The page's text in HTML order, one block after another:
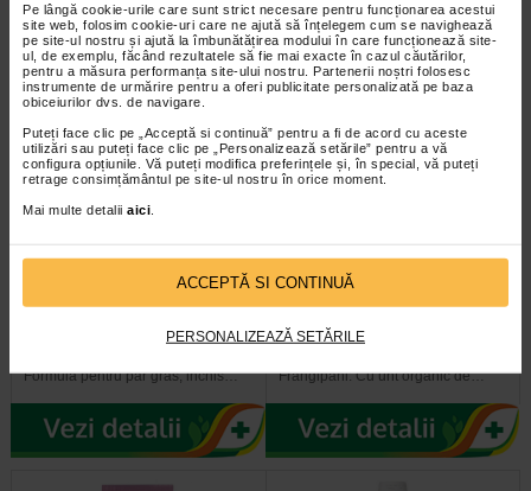
Pe lângă cookie-urile care sunt strict necesare pentru funcționarea acestui
site web, folosim cookie-uri care ne ajută să înțelegem cum se navighează
pe site-ul nostru și ajută la îmbunătățirea modului în care funcționează site-
ul, de exemplu, făcând rezultatele să fie mai exacte în cazul căutărilor,
pentru a măsura performanța site-ului nostru. Partenerii noștri folosesc
instrumente de urmărire pentru a oferi publicitate personalizată pe baza
obiceiurilor dvs. de navigare.
Puteți face clic pe „Acceptă si continuă” pentru a fi de acord cu aceste
utilizări sau puteți face clic pe „Personalizează setările” pentru a vă
configura opțiunile. Vă puteți modifica preferințele și, în special, vă puteți
retrage consimțământul pe site-ul nostru în orice moment.
Mai multe detalii aici
ACCEPTĂ SI CONTINUĂ
PERSONALIZEAZĂ SETĂRILE
nuantator cu extract de…
Beneficii Klorane Sampon uscat
Formula pentru par gras, inchis…
KLORANE Crema de dus
hranitoare cu floare de…
Beneficii KLORANE Crema de
Frangipani: Cu unt organic de…